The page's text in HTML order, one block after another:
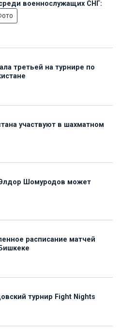
военнослужащих СНГ:
третьей на турнире по
участвуют в шахматном
Шомуродов может
расписание матчей
турнир Fight Nights